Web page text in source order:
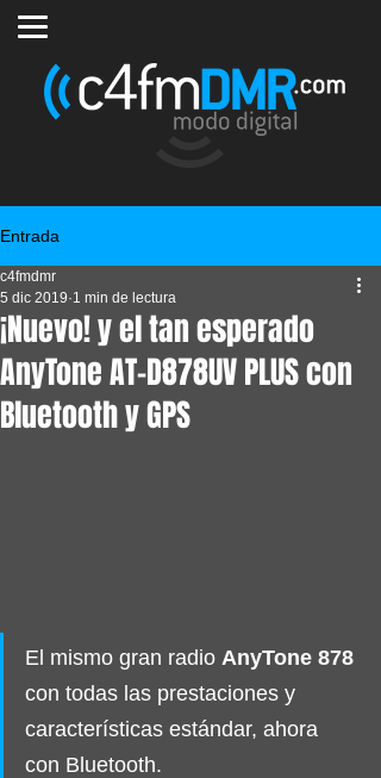
Entrada
¡Nuevo! y el tan esperado
AnyTone AT-D878UV PLUS con
Bluetooth y GPS
c4fmdmr
5 dic 2019 1 min de lectura
El mismo gran radio AnyTone 878
con todas las prestaciones y
características estándar, ahora
con Bluetooth.